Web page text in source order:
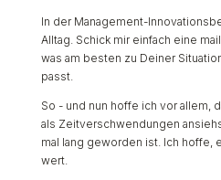
In der Management-
Alltag. Schick mir einfach eine
was am besten zu Deiner
passt.
So - und nun hoffe ich vor allem,
als Zeitverschwendungen
mal lang geworden ist. Ich hoffe,
wert.